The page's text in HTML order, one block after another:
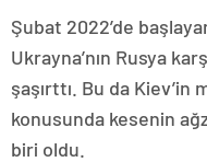
Şubat 2022’de
Ukrayna’nın Rusya
şaşırttı. Bu da
konusunda kesenin
biri oldu.